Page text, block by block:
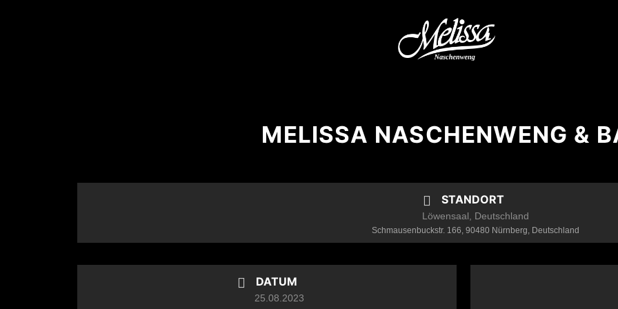
MELISSA NASCHENWENG &
STANDORT
Löwensaal, Deutschland
Schmausenbuckstr. 166, 90480 Nürnberg, Deutschland
DATUM
25.08.2023